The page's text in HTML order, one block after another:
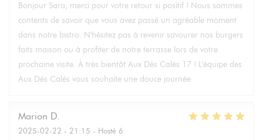
Bonjour Sara, merci pour votre retour si positif ! Nous sommes
contents de savoir que vous avez passé un agréable moment
dans notre bistro. N'hésitez pas à revenir savourer nos burgers
faits maison ou à profiter de notre terrasse lors de votre
prochaine visite. À très bientôt Aux Dés Calés 17 ! L'équipe des
Aux Dés Calés vous souhaite une douce journée
Marion D
2025-02-22 - 21:15 - Hosté 6